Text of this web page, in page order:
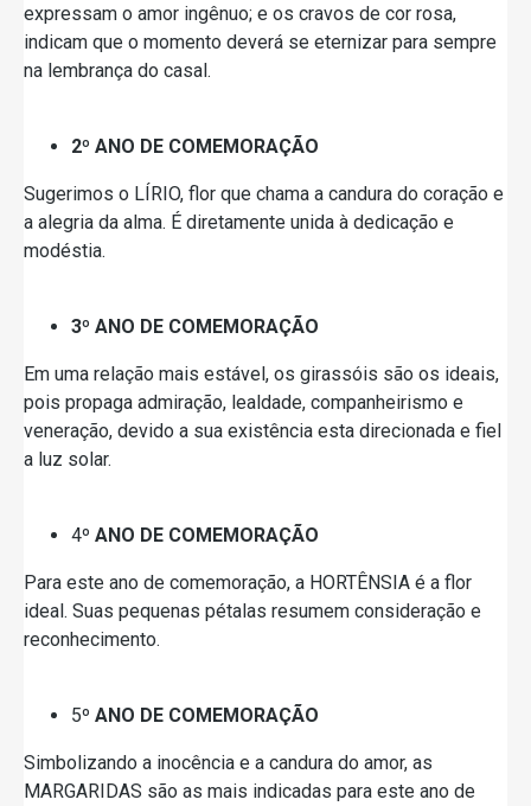
expressam o amor ingênuo; e os cravos de cor rosa,
indicam que o momento deverá se eternizar para sempre
na lembrança do casal.
2º ANO DE COMEMORAÇÃO
Sugerimos o LÍRIO, flor que chama a candura do coração e
a alegria da alma. É diretamente unida à dedicação e
modéstia.
3º ANO DE COMEMORAÇÃO
Em uma relação mais estável, os girassóis são os ideais,
pois propaga admiração, lealdade, companheirismo e
veneração, devido a sua existência esta direcionada e fiel
a luz solar.
4º ANO DE COMEMORAÇÃO
Para este ano de comemoração, a HORTÊNSIA é a flor
ideal. Suas pequenas pétalas resumem consideração e
reconhecimento.
5º ANO DE COMEMORAÇÃO
Simbolizando a inocência e a candura do amor, as
MARGARIDAS são as mais indicadas para este ano de